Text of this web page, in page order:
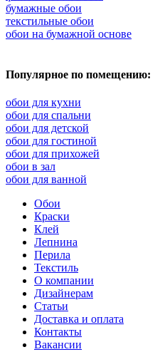
бумажные обои
текстильные обои
обои на бумажной основе
Популярное по помещению:
обои для кухни
обои для спальни
обои для детской
обои для гостиной
обои для прихожей
обои в зал
обои для ванной
Обои
Краски
Клей
Лепнина
Перила
Текстиль
О компании
Дизайнерам
Статьи
Доставка и оплата
Контакты
Вакансии